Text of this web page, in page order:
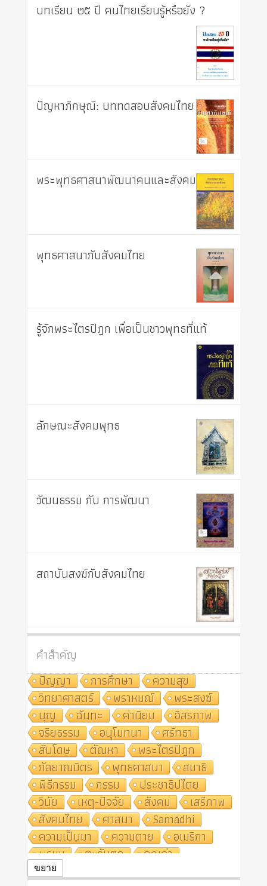
บทเรียน ๒๕ ปี คนไทยเรียนรู้หรือยัง ?
ปัญหาภิกษุณี: บททดสอบสังคมไทย
พระพุทธศาสนาพัฒนาคนและสังคม
พุทธศาสนากับสังคมไทย
รู้จักพระไตรปิฎก เพื่อเป็นชาวพุทธที่แท้
ลักษณะสังคมพุทธ
วัฒนธรรม กับ การพัฒนา
สถาบันสงฆ์กับสังคมไทย
คำสำคัญ
ปัญญา
การศึกษา
ความสุข
วิทยาศาสตร์
พราหมณ์
พระสงฆ์
บุญ
ฉันทะ ค่านิยม
อิสรภาพ
จริยธรรม
อนุโมทนา
ศรัทธา
สันโดษ
ตัณหา
พระไตรปิฎก
กัลยาณมิตร
พุทธศาสนา
สมาธิ
พิธีกรรม
กรรม
ประชาธิปไตย
วินัย
เหตุ-ปัจจัย สังคม
เสรีภาพ
สังคมไทย
ศาสนา
Samādhi
ความเป็นมา
ความตาย
อเมริกา
พรหม
ตะวันตก
คุณค่า
ปฏิจจสมุปบาท
ขยาย